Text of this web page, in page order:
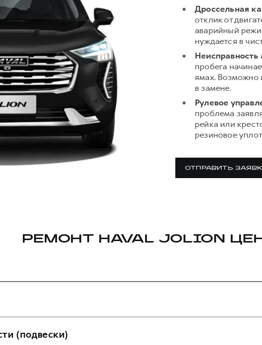
Дроссельная
отклик от
аварийный
нуждается в
Неисправность
пробега
ямах. Возможно
в замене.
Рулевое
проблема
рейка или
резиновое
ОТПРАВИТЬ
РЕМОНТ HAVAL JOLION
(подвески)